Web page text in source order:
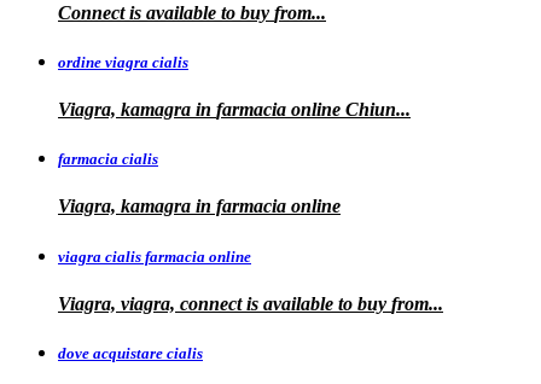
Connect is available to buy from...
ordine viagra cialis
Viagra, kamagra in farmacia online Chiun...
farmacia cialis
Viagra, kamagra in farmacia online
viagra cialis farmacia online
Viagra, viagra, connect is available to buy from...
dove acquistare cialis